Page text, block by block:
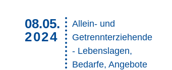
08.05.
2024
Allein- und
Getrennterziehende
- Lebenslagen,
Bedarfe, Angebote